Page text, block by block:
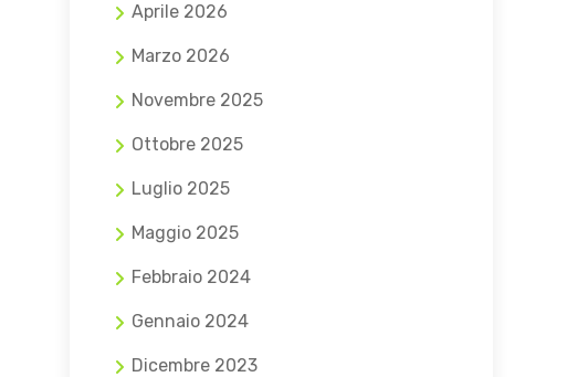
Aprile 2026
Marzo 2026
Novembre 2025
Ottobre 2025
Luglio 2025
Maggio 2025
Febbraio 2024
Gennaio 2024
Dicembre 2023